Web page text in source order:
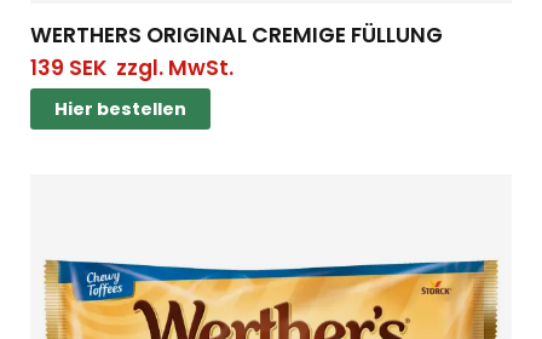
WERTHERS ORIGINAL CREMIGE FÜLLUNG
139 SEKzzgl. MwSt.
Hier bestellen